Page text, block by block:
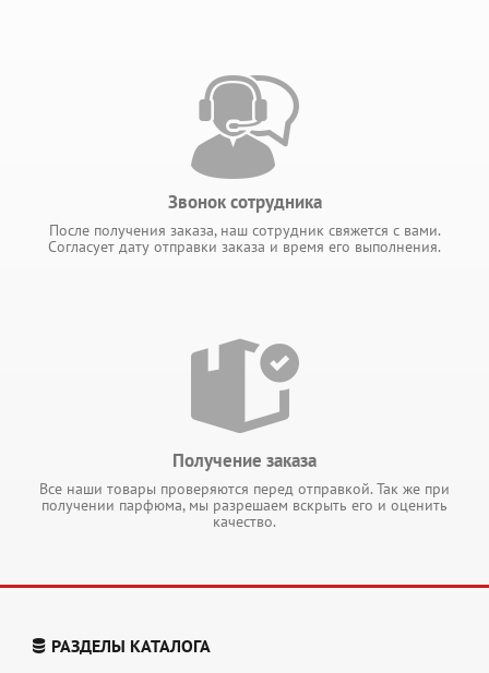
Звонок сотрудника
После получения заказа, наш сотрудник свяжется с вами.
Согласует дату отправки заказа и время его выполнения.
Получение заказа
Все наши товары проверяются перед отправкой. Так же при
получении парфюма, мы разрешаем вскрыть его и оценить
качество.
РАЗДЕЛЫ КАТАЛОГА